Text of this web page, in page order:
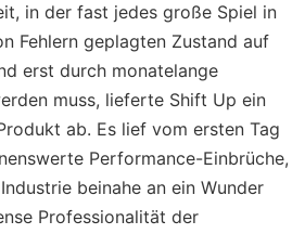
in der fast jedes große Spiel in
Fehlern geplagten Zustand auf
erst durch monatelange
muss, lieferte Shift Up ein
ab. Es lief vom ersten Tag
Performance-Einbrüche,
beinahe an ein Wunder
Professionalität der